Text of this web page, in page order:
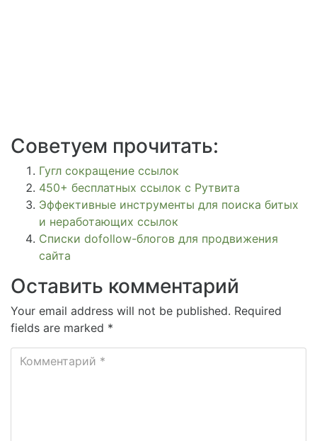
Советуем прочитать:
Гугл сокращение ссылок
450+ бесплатных ссылок с Рутвита
Эффективные инструменты для поиска битых
и неработающих ссылок
Списки dofollow-блогов для продвижения
сайта
Оставить комментарий
Your email address will not be published. Required
fields are marked *